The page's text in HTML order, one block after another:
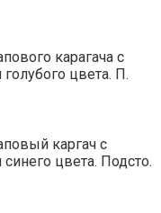
карагача с
цвета. П.
каргач с
цвета. Подсто.